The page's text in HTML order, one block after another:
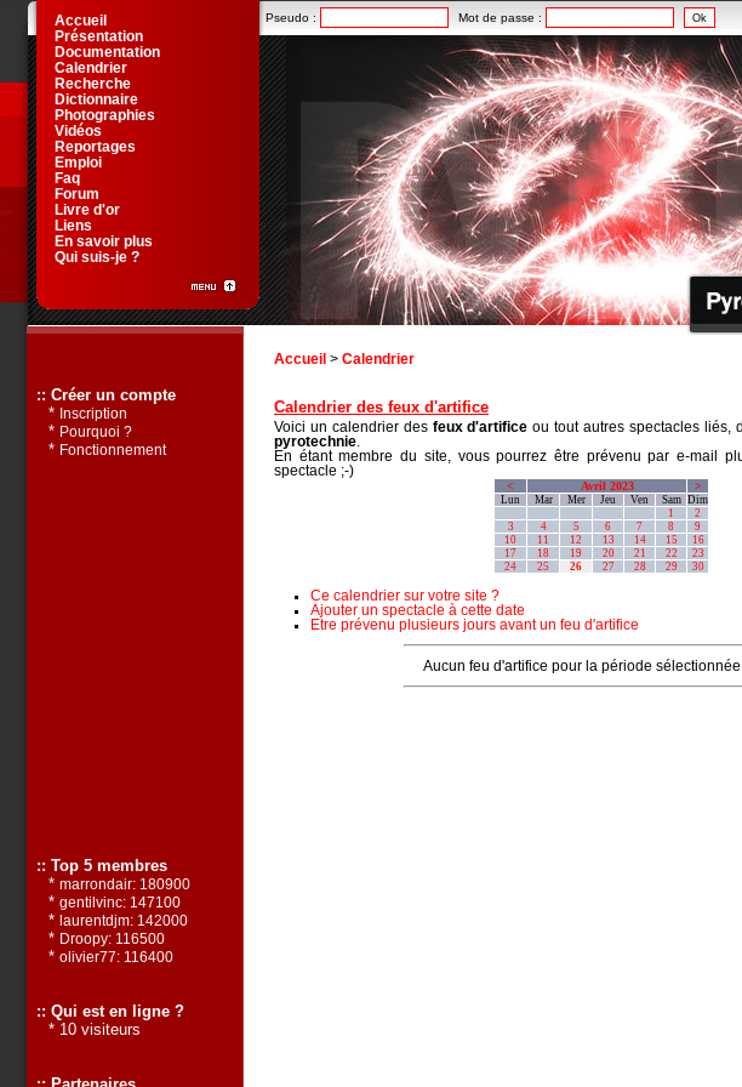
Accueil > Calendrier
Calendrier des feux d'artifice
Voici un calendrier des feux d'artifice ou tout autres spectacles liés,
pyrotechnie
En étant membre du site, vous pourrez être prévenu par e-mail
spectacle ;-)
< Avril 2023 >
Lun Mar Mer Jeu Ven Sam Dim
1
2
3
4 5 6 7 8
9
10
11 12 13 14 15
16
17
18 19 20 21 22
23
24
25 26 27 28 29 30
Ce calendrier sur votre site ?
Ajouter un spectacle à cette date
Etre prévenu plusieurs jours avant un feu d'artifice
Aucun feu d'artifice pour la période
Pseudo : Mot de passe :
Accueil
Présentation
Documentation
Calendrier
Recherche
Dictionnaire
Photographies
Vidéos
Reportages
Emploi
Faq
Forum
Livre d'or
Liens
En savoir plus
Qui suis-je ?
:: Créer un compte
* Inscription
* Pourquoi ?
* Fonctionnement
:: Top 5 membres
* marrondair: 180900
* gentilvinc: 147100
* laurentdjm: 142000
* Droopy: 116500
* olivier77: 116400
:: Qui est en ligne ?
* 10 visiteurs